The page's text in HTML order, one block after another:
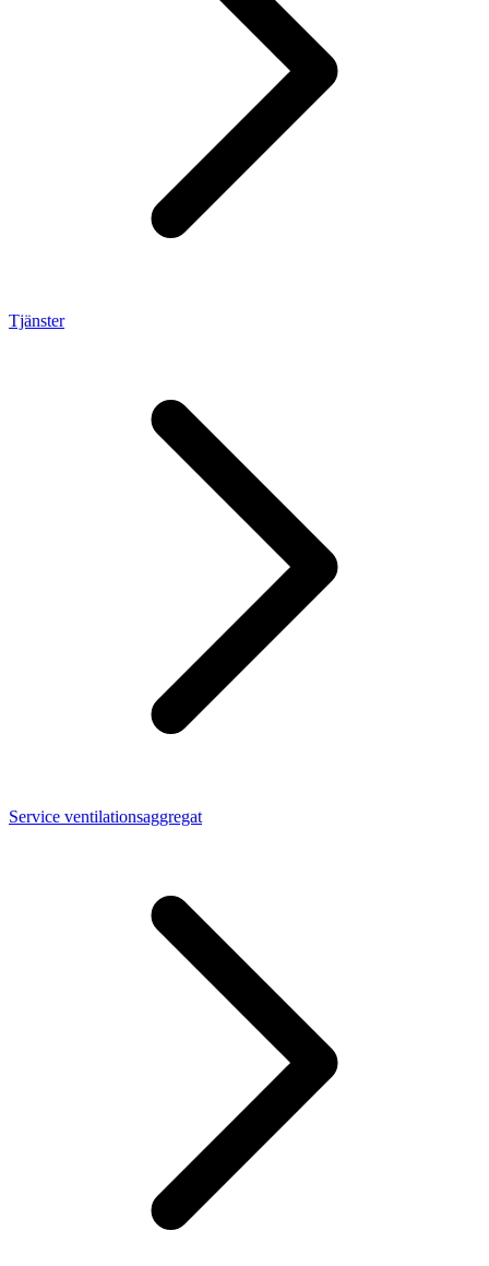
Tjänster
Service ventilationsaggregat